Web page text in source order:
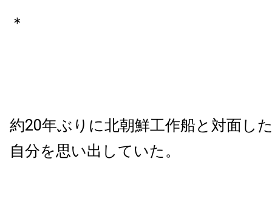
＊
約20年ぶりに北朝鮮工作船と対面し
自分を思い出していた。